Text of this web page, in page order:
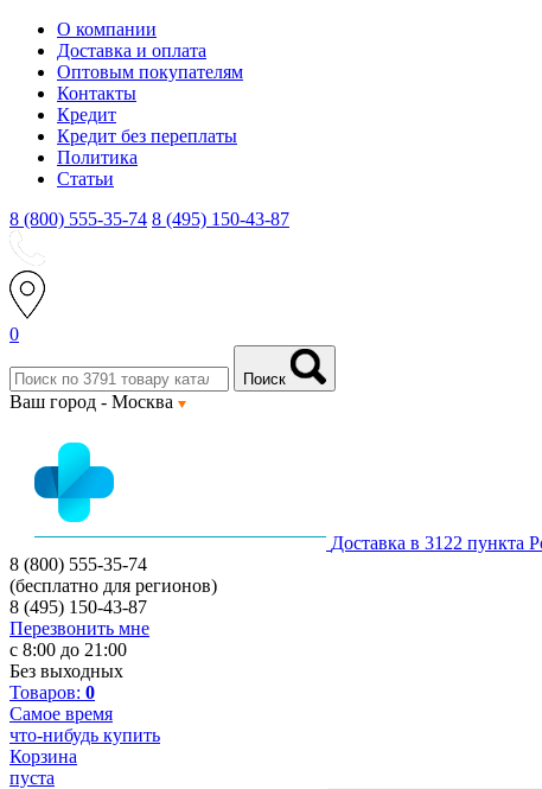
О компании
Доставка и оплата
Оптовым покупателям
Контакты
Кредит
Кредит без переплаты
Политика
Статьи
8 (800) 555-35-74 8 (495) 150-43-87
0
Поиск
Ваш город - Москва
Доставка в 3122 пункта
8 (800) 555-35-74
(бесплатно для регионов)
8 (495) 150-43-87
Перезвонить мне
с 8:00 до 21:00
Без выходных
Товаров: 0
Самое время
что-нибудь купить
Корзина
пуста